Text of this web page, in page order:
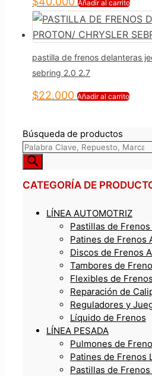
Añadir al carrito
pastilla de frenos delanteras
sebring 2.0 2.7
$22.000 Añadir al carrito
Búsqueda de productos
CATEGORÍA DE
LÍNEA AUTOMOTRIZ
Pastillas de
Patines de Frenos
Discos de Frenos
Tambores de
Flexibles de
Reparación de
Reguladores y
Líquido de Frenos
LÍNEA PESADA
Pulmones de
Patines de Frenos
Pastillas de